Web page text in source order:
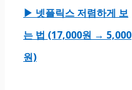
▶ 넷플릭스 저렴하게 보
는 법 (17,000원 → 5,000
원)